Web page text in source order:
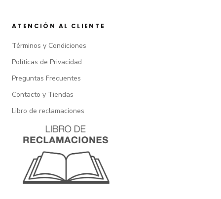
ATENCIÓN AL CLIENTE
Términos y Condiciones
Políticas de Privacidad
Preguntas Frecuentes
Contacto y Tiendas
Libro de reclamaciones